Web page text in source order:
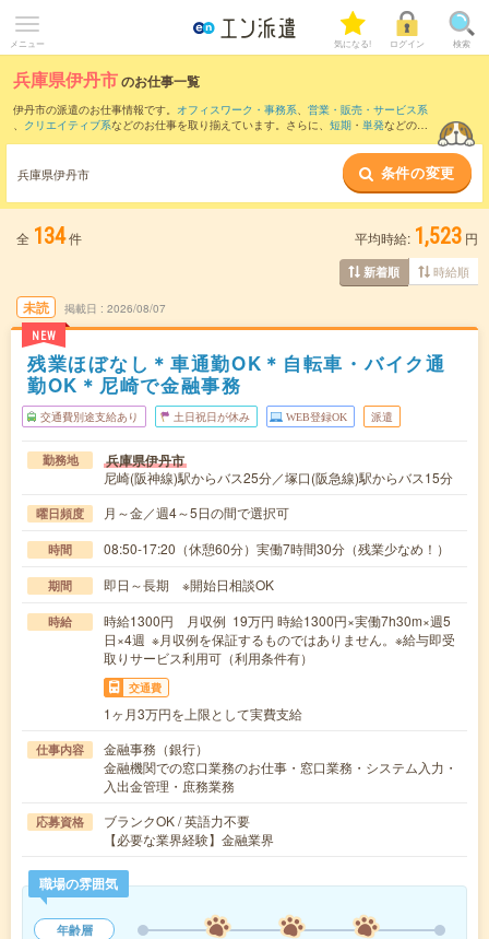
メニュー 気になる! ログイン 検索
兵庫県伊丹市のお仕事一覧
伊丹市の派遣のお仕事情報です。 オフィスワーク・事務系、 営業・販売・サービス系
、 クリエイティブ系などのお仕事を取り揃えています。さらに、 短期 ・ 単発などの期
また、尼崎市・
など隣接エリアのお仕事もご確認い
ただけます。
兵庫県伊丹市 条件の変更
全 134件 平均時給: 1,523 円
新着順 時給順
未読
NEW
掲載日 2026/08/07
残業ほぼなし＊車通勤OK＊自転車・バイク通
勤OK＊尼崎で金融事務
交通費別途支給あり 土日祝日が休み WEB登録OK 派遣
勤務地 兵庫県伊丹市
尼崎(阪神線)駅からバス25分／塚口(阪急線)駅からバス15分
曜日頻度 月～金／週4～5日の間で選択可
時間 08:50-17:20（休憩60分）実働7時間30分（残業少なめ！）
期間 即日～長期 ※開始日相談OK
時給
時給1300円 月収例 19万円 時給1300円×実働7h30m×週5
日×4週 ※月収例を保証するものではありません。※給与即受
取りサービス利用可（利用条件有）
交通費
1ヶ月3万円を上限として実費支給
仕事内容
金融事務（銀行）
金融機関での窓口業務のお仕事・窓口業務・システム入力・
入出金管理・庶務業務
応募資格
ブランクOK / 英語力不要
【必要な業界経験】金融業界
職場の雰囲気
年齢層